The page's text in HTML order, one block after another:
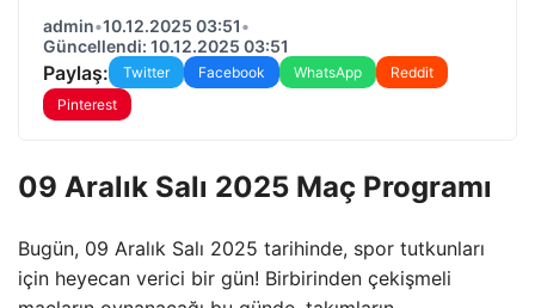
admin•10.12.2025 03:51•
Güncellendi: 10.12.2025 03:51
Paylaş: Twitter Facebook WhatsApp
Reddit
Pinterest
09 Aralık Salı 2025 Maç Programı
Bugün, 09 Aralık Salı 2025 tarihinde, spor tutkunları
için heyecan verici bir gün! Birbirinden çekişmeli